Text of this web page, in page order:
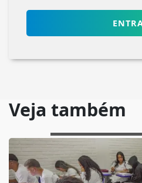
Veja também